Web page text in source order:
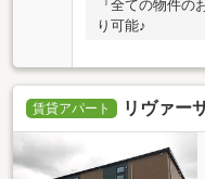
『全ての物件の
り可能♪
賃貸アパート リヴァー